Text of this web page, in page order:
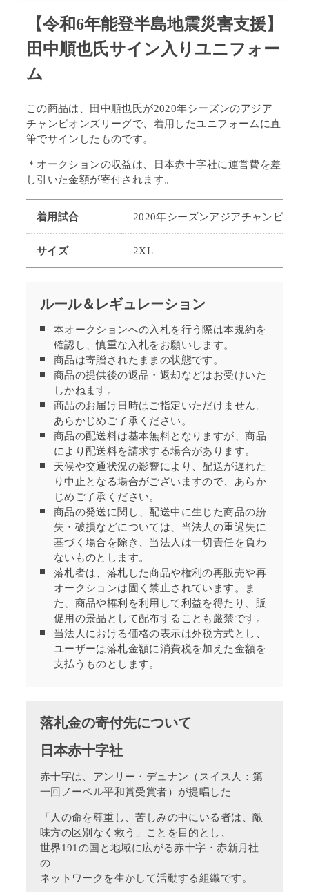
【令和6年能登半島地震災害支援】
田中順也氏サイン入りユニフォー
ム
この商品は、田中順也氏が2020年シーズンのアジア
チャンピオンズリーグで、着用したユニフォームに直
筆でサインしたものです。
＊オークションの収益は、日本赤十字社に運営費を差
し引いた金額が寄付されます。
着用試合
2020年シーズンアジアチャンピオ
サイズ
2XL
ルール＆レギュレーション
本オークションへの入札を行う際は本規約を
確認し、慎重な入札をお願いします。
商品は寄贈されたままの状態です。
商品の提供後の返品・返却などはお受けいた
しかねます。
商品のお届け日時はご指定いただけません。
あらかじめご了承ください。
商品の配送料は基本無料となりますが、商品
により配送料を請求する場合があります。
天候や交通状況の影響により、配送が遅れた
り中止となる場合がございますので、あらか
じめご了承ください。
商品の発送に関し、配送中に生じた商品の紛
失・破損などについては、当法人の重過失に
基づく場合を除き、当法人は一切責任を負わ
ないものとします。
落札者は、落札した商品や権利の再販売や再
オークションは固く禁止されています。ま
た、商品や権利を利用して利益を得たり、販
促用の景品として配布することも厳禁です。
当法人における価格の表示は外税方式とし、
ユーザーは落札金額に消費税を加えた金額を
支払うものとします。
落札金の寄付先について
日本赤十字社
赤十字は、アンリー・デュナン（スイス人：第
一回ノーベル平和賞受賞者）が提唱した
「人の命を尊重し、苦しみの中にいる者は、敵
味方の区別なく救う」ことを目的とし、
世界191の国と地域に広がる赤十字・赤新月社
の
ネットワークを生かして活動する組織です。